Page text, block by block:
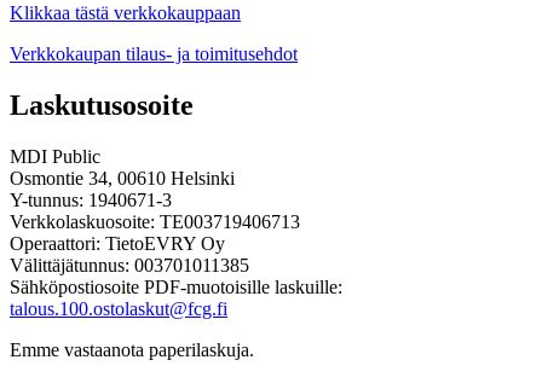
Klikkaa tästä verkkokauppaan
Verkkokaupan tilaus- ja toimitusehdot
Laskutusosoite
MDI Public
Osmontie 34, 00610 Helsinki
Y-tunnus: 1940671-3
Verkkolaskuosoite: TE003719406713
Operaattori: TietoEVRY Oy
Välittäjätunnus: 003701011385
Sähköpostiosoite PDF-muotoisille laskuille:
talous.100.ostolaskut@fcg.fi
Emme vastaanota paperilaskuja.